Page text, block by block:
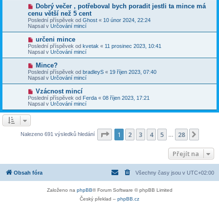
v
e
k
p
í
s
p
ě
v
e
k
N
v
ý
p
ř
s
p
ě
v
e
k
Dobrý večer , potřeboval bych poradit jestli ta mince má
cenu větší než 5 cent
Poslední příspěvek od Ghost « 10 únor 2024, 22:24
Napsal v Určování mincí
N
o
v
ý
p
í
s
p
ě
v
e
k
určeni mince
Poslední příspěvek od kvetak « 11 prosinec 2023, 10:41
Napsal v Určování mincí
N
o
v
ý
p
í
s
p
k
Mince?
Poslední příspěvek od bradleyS « 19 říjen 2023, 07:40
Napsal v Určování mincí
N
o
v
ý
p
p
Vzácnost mincí
Poslední příspěvek od Ferda « 08 říjen 2023, 17:21
Napsal v Určování mincí
Nalezeno 691 výsledků hledání Stránka z 28
1 2 3 4 5 28
Přejít na
Obsah fóra Všechny časy jsou v UTC+02:00
Založeno na phpBB® Forum Software © phpBB Limited
Český překlad – phpBB.cz